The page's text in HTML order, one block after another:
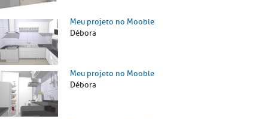
Meu projeto no Mooble
Débora
Meu projeto no Mooble
Débora